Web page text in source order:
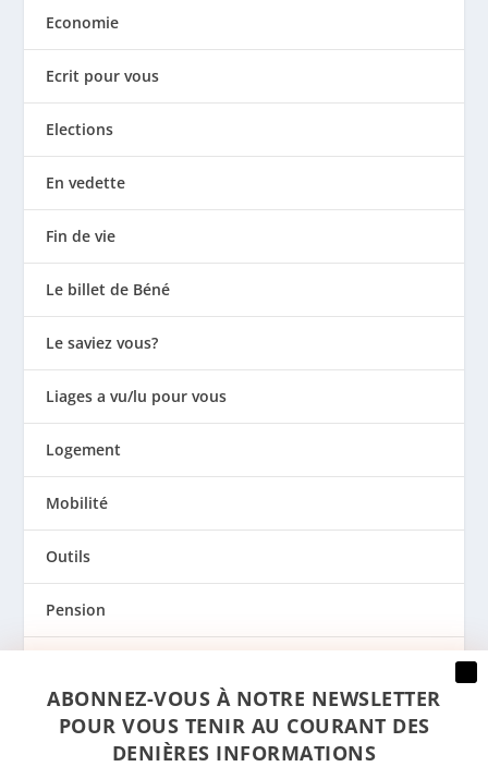
Economie
Ecrit pour vous
Elections
En vedette
Fin de vie
Le billet de Béné
Le saviez vous?
Liages a vu/lu pour vous
Logement
Mobilité
Outils
Pension
Regards
ABONNEZ-VOUS À NOTRE NEWSLETTER
POUR VOUS TENIR AU COURANT DES
DENIÈRES INFORMATIONS